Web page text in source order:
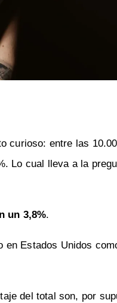
curioso: entre las
Lo cual lleva a la
un 3,8%.
en Estados Unidos
del total son, por